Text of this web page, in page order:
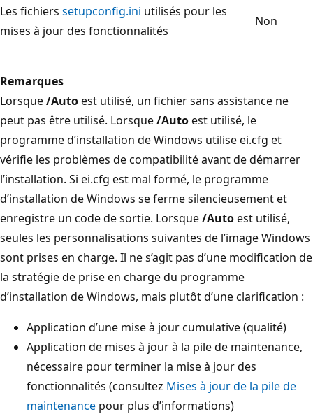
Les fichiers setupconfig.ini utilisés pour les
mises à jour des fonctionnalités
Non
Remarques
Lorsque/Autoest utilisé, un fichier sans assistance ne
peut pas être utilisé. Lorsque/Autoest utilisé, le
programme d’installation de Windows utilise ei.cfg et
vérifie les problèmes de compatibilité avant de démarrer
l’installation. Si ei.cfg est mal formé, le programme
d’installation de Windows se ferme silencieusement et
enregistre un code de sortie. Lorsque/Autoest utilisé,
seules les personnalisations suivantes de l’image Windows
sont prises en charge. Il ne s’agit pas d’une modification de
la stratégie de prise en charge du programme
d’installation de Windows, mais plutôt d’une clarification :
Application d’une mise à jour cumulative (qualité)
Application de mises à jour à la pile de maintenance,
nécessaire pour terminer la mise à jour des
fonctionnalités (consultez Mises à jour de la pile de
maintenance pour plus d’informations)